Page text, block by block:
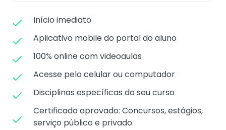
Início imediato
Aplicativo mobile do portal do aluno
100% online com videoaulas
Acesse pelo celular ou computador
Disciplinas específicas do seu curso
Certificado aprovado: Concursos, estágios,
serviço público e privado.